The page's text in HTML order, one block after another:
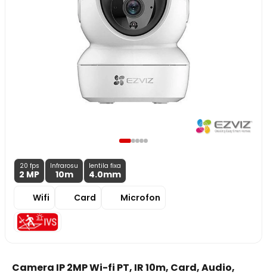
20 fps
2 MP
Infrarosu
10m
lentila fixa
4.0mm
Wifi
Card Microfon
Camera IP 2MP Wi-fi PT, IR 10m, Card, Audio,